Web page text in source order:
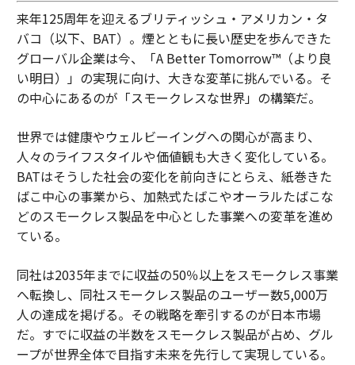
来年125周年を迎えるブリティッシュ・アメリカン・タ
バコ（以下、BAT）。煙とともに長い歴史を歩んできた
グローバル企業は今、「A Better Tomorrow™（より良
い明日）」の実現に向け、大きな変革に挑んでいる。そ
の中心にあるのが「スモークレスな世界」の構築だ。
世界では健康やウェルビーイングへの関心が高まり、
人々のライフスタイルや価値観も大きく変化している。
BATはそうした社会の変化を前向きにとらえ、紙巻きた
ばこ中心の事業から、加熱式たばこやオーラルたばこな
どのスモークレス製品を中心とした事業への変革を進め
ている。
同社は2035年までに収益の50％以上をスモークレス事業
へ転換し、同社スモークレス製品のユーザー数5,000万
人の達成を掲げる。その戦略を牽引するのが日本市場
だ。すでに収益の半数をスモークレス製品が占め、グル
ープが世界全体で目指す未来を先行して実現している。